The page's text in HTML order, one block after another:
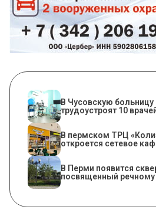
В Чусовскую
трудоустроят 10
​В пермском ТРЦ
откроется сетевое
В Перми появится
посвященный